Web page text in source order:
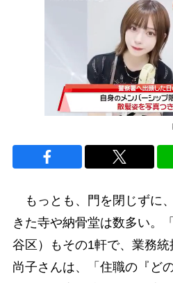
もっとも、門を閉じずに
きた寺や納骨堂は数多い。
谷区）もその1軒で、業務
尚子さんは、「住職の『ど